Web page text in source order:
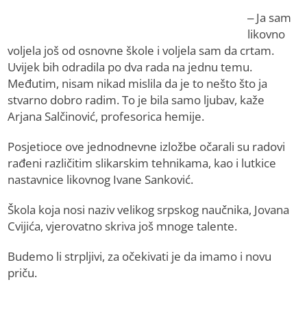
– Јa sam
likovno
voljela još od osnovne škole i voljela sam da crtam.
Uvijek bih odradila po dva rada na jednu temu.
Međutim, nisam nikad mislila da je to nešto što ja
stvarno dobro radim. To je bila samo ljubav, kaže
Arjana Salčinović, profesorica hemije.
Posjetioce ove jednodnevne izložbe očarali su radovi
rađeni različitim slikarskim tehnikama, kao i lutkice
nastavnice likovnog Ivane Sanković.
Škola koja nosi naziv velikog srpskog naučnika, Јovana
Cvijića, vjerovatno skriva još mnoge talente.
Budemo li strpljivi, za očekivati je da imamo i novu
priču.